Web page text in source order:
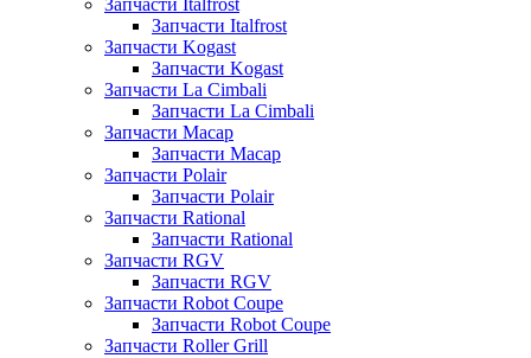
Запчасти Italfrost
Запчасти Italfrost
Запчасти Kogast
Запчасти Kogast
Запчасти La Cimbali
Запчасти La Cimbali
Запчасти Macap
Запчасти Macap
Запчасти Polair
Запчасти Polair
Запчасти Rational
Запчасти Rational
Запчасти RGV
Запчасти RGV
Запчасти Robot Coupe
Запчасти Robot Coupe
Запчасти Roller Grill